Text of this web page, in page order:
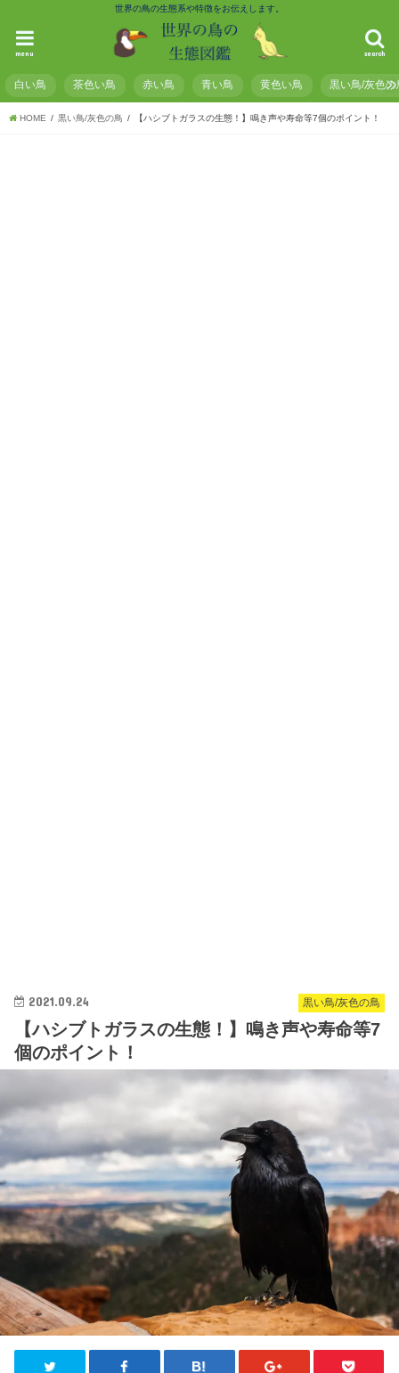
世界の鳥の生態系や特徴をお伝えします。
search
menu
白い鳥 茶色い鳥 赤い鳥 青い鳥 黄色い鳥 黒い鳥/灰色の
HOME 黒い鳥/灰色の鳥 【ハシブトガラスの生態！】鳴き声や寿命等7個のポイント！
黒い鳥/灰色の鳥
2021.09.24
【ハシブトガラスの生態！】鳴き声や寿命等7
個のポイント！